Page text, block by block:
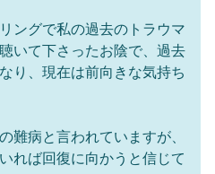
ングで私の過去のトラウマ
いて下さったお陰で、過去
り、現在は前向きな気持ち
難病と言われていますが、
れば回復に向かうと信じて